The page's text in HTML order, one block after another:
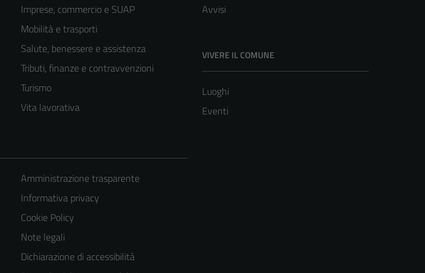
Imprese, commercio e SUAP
Mobilità e trasporti
Salute, benessere e assistenza
Tributi, finanze e contravvenzioni
Turismo
Vita lavorativa
Avvisi
VIVERE IL COMUNE
Luoghi
Eventi
Amministrazione trasparente
Informativa privacy
Cookie Policy
Note legali
Dichiarazione di accessibilità